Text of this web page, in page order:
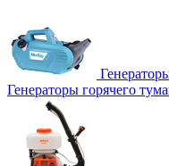
Генераторы горячего